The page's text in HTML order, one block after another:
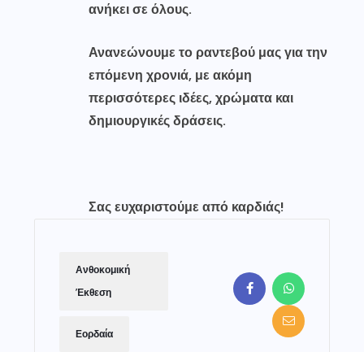
ανήκει σε όλους.
Ανανεώνουμε το ραντεβού μας για την
επόμενη χρονιά, με ακόμη
περισσότερες ιδέες, χρώματα και
δημιουργικές δράσεις.
Σας ευχαριστούμε από καρδιάς!
Ανθοκομική
Έκθεση
Εορδαία